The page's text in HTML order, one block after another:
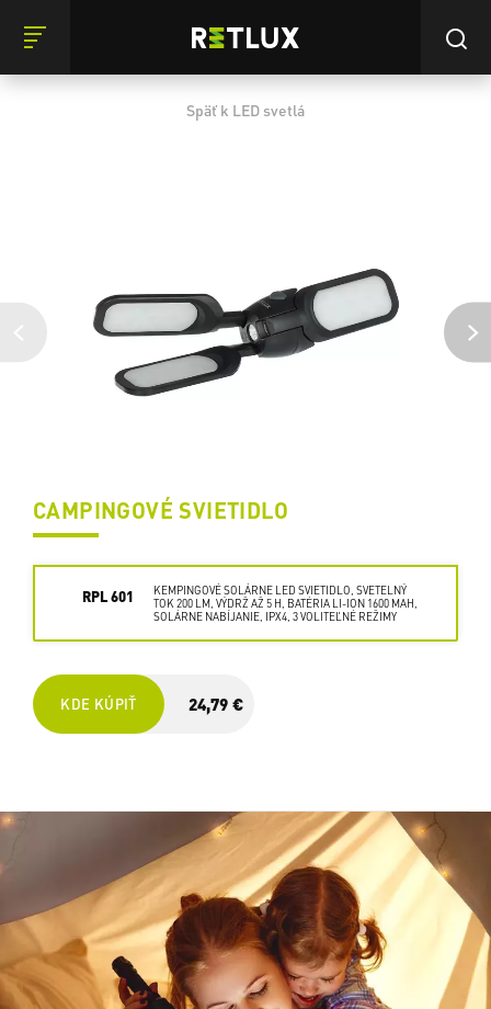
Späť k LED svetlá
CAMPINGOVÉ SVIETIDLO
RPL 601
KEMPINGOVÉ SOLÁRNE LED SVIETIDLO, SVETELNÝ
TOK 200 LM, VÝDRŽ AŽ 5 H, BATÉRIA LI-ION 1600 MAH,
SOLÁRNE NABÍJANIE, IPX4, 3 VOLITEĽNÉ REŽIMY
KDE KÚPIŤ 24,79 €